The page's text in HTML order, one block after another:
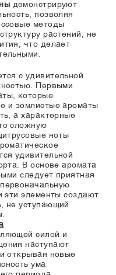
демонстрируют
позволяя
методы
растений, не
что делает
с удивительной
Первыми
которые
и землистые ароматы
а характерные
сложную
ноты
удивительной
В основе аромата
следует приятная
эти элементы создают
не уступающий
силой и
наступают
открывая новые
ума